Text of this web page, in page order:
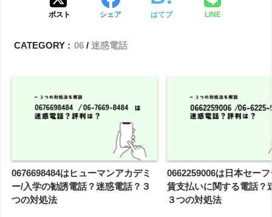
ポスト シェア はてブ LINE
CATEGORY : 06 迷惑電話
0676698484はヒューマンアカデミ
ー/入学の勧誘電話？迷惑電話？３
つの対処法
0662259006は日本セー
賃支払いに関する電話？
３つの対処法